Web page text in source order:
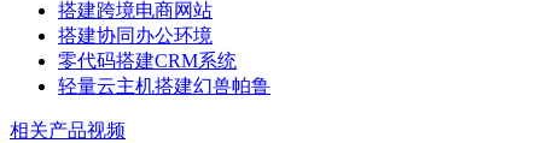
搭建跨境电商网站
搭建协同办公环境
零代码搭建CRM系统
轻量云主机搭建幻兽帕鲁
相关产品视频